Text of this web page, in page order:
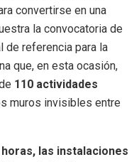
convertirse en una
la convocatoria de
de referencia para la
que, en esta ocasión,
110 actividades
muros invisibles entre
horas, las instalaciones